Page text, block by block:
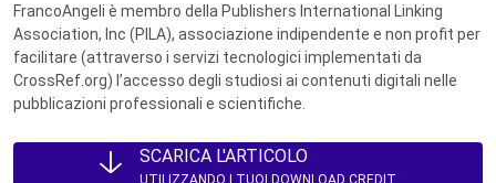
FrancoAngeli è membro della Publishers International Linking
Association, Inc (PILA), associazione indipendente e non profit per
facilitare (attraverso i servizi tecnologici implementati da
CrossRef.org) l’accesso degli studiosi ai contenuti digitali nelle
pubblicazioni professionali e scientifiche.
SCARICA L'ARTICOLO
UTILIZZANDO I TUOI DOWNLOAD CREDIT